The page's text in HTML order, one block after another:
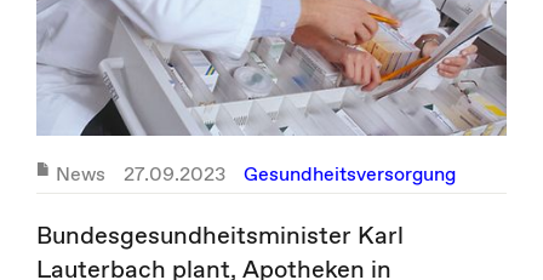
News 27.09.2023 Gesundheitsversorgung
Bundesgesundheitsminister Karl
Lauterbach plant, Apotheken in